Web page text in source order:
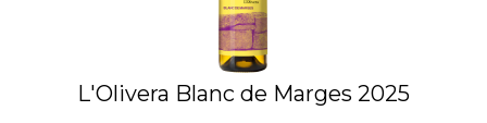
L'Olivera Blanc de Marges 2025